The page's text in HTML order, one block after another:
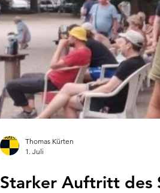
Starker Auftritt des
Thomas Kürten
1. Juli